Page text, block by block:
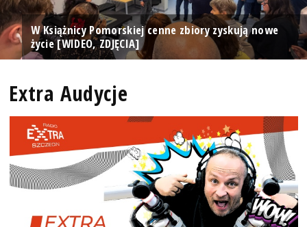
W Książnicy Pomorskiej cenne zbiory zyskują nowe
życie [WIDEO, ZDJĘCIA]
Extra Audycje